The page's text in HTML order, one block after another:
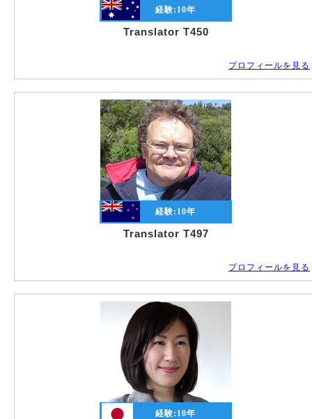
経験: 10年
Translator T450
プロフィールを見る
経験: 10年
Translator T497
プロフィールを見る
経験: 10年